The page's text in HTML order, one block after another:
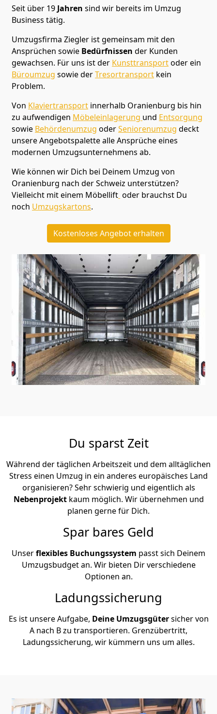
Seit über 19 Jahren sind wir bereits im Umzug
Business tätig.
Umzugsfirma Ziegler ist gemeinsam mit den
Ansprüchen sowie Bedürfnissen der Kunden
gewachsen. Für uns ist der Kunsttransportoder ein
Büroumzug sowie derTresortransport kein
Problem.
Von Klaviertransport innerhalb Oranienburg bis hin
zu aufwendigen Möbeleinlagerung und Entsorgung
sowie Behördenumzug oderSeniorenumzug deckt
unsere Angebotspalette alle Ansprüche eines
modernen Umzugsunternehmens ab.
Wie können wir Dich bei Deinem Umzug von
Oranienburg nach der Schweiz unterstützen?
Vielleicht mit einem Möbellift oder brauchst Du
noch Umzugskartons.
Kostenloses Angebot erhalten
Du sparst Zeit
Während der täglichen Arbeitszeit und dem alltäglichen
Stress einen Umzug in ein anderes europäisches Land
organisieren? Sehr schwierig und eigentlich als
Nebenprojekt kaum möglich. Wir übernehmen und
planen gerne für Dich.
Spar bares Geld
Unserflexibles Buchungssystem passt sich Deinem
Umzugsbudget an. Wir bieten Dir verschiedene
Optionen an.
Ladungssicherung
Es ist unsere Aufgabe, Deine Umzugsgütersicher von
A nach B zu transportieren. Grenzübertritt,
Ladungssicherung, wir kümmern uns um alles.